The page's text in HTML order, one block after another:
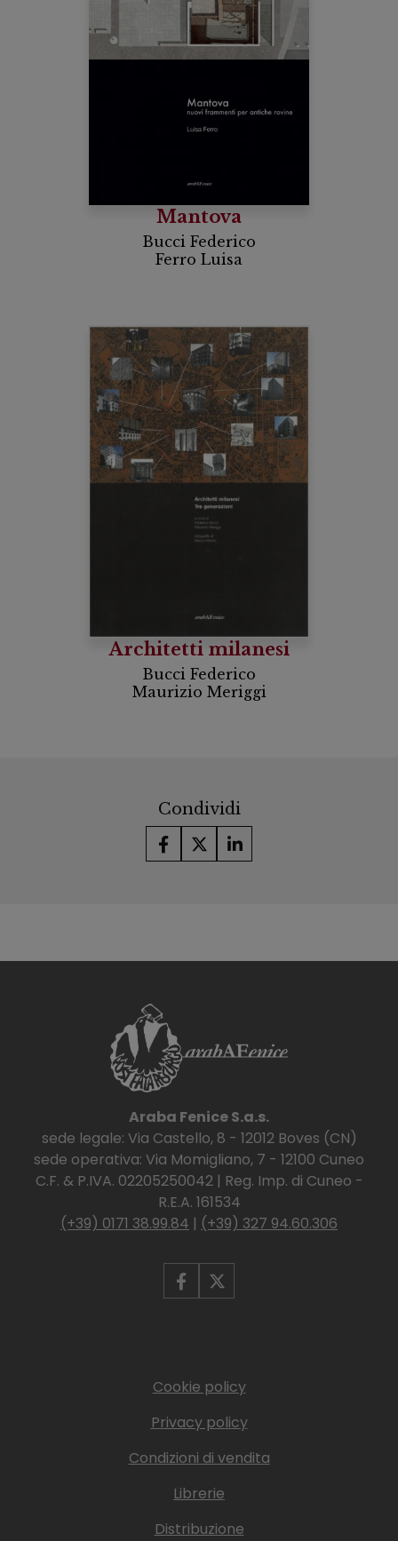
Mantova
Bucci Federico
Ferro Luisa
Valerio Tolve
Architetti milanesi
Bucci Federico
Maurizio Meriggi
Condividi
Araba Fenice S.a.s.
sede legale: Via Castello, 8 - 12012 Boves (CN)
sede operativa: Via Momigliano, 7 - 12100 Cuneo
C.F. & P.IVA. 02205250042 | Reg. Imp. di Cuneo -
R.E.A. 161534
(+39) 0171 38.99.84 | (+39) 327 94.60.306
Cookie policy
Privacy policy
Condizioni di vendita
Librerie
Distribuzione